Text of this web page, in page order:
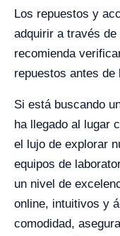
Los repuestos y
adquirir a través
recomienda
repuestos antes de
Si está buscando
ha llegado al lugar
el lujo de explorar
equipos de
un nivel de
online, intuitivos y
comodidad,